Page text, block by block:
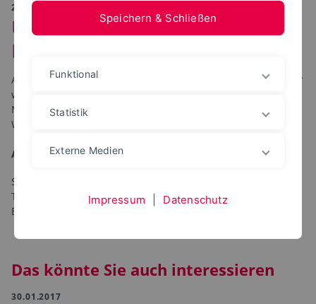
20.01.2017
Update Ressourcen-
Managementsystem
Am Freitag, 20.01.2017 in der Zeit von 13:30 Uhr bis 16:00 Uhr
waren unterschiedliche Updates für das Ressourcen-
Managementsystem geplant. Leider müssen diese
Wartungsarbeiten krankheitsbedingt verschoben werden.
Ansprechpartner
S(kim)
Telefon:
+49 5261 702 2222
E-Mail:
Das könnte Sie auch interessieren
30.01.2017
Speichern & Schließen
Funktional
Statistik
Externe Medien
Impressum Datenschutz